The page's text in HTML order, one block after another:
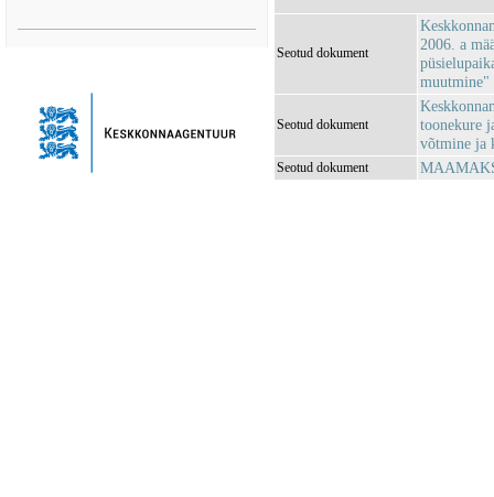
Seotud dokument
2006. a
Seotud dokument
toonekure
võtmine ja
Seotud dokument